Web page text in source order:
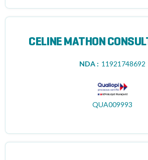
CELINE MATHON
NDA : 11921748692
QUA009993